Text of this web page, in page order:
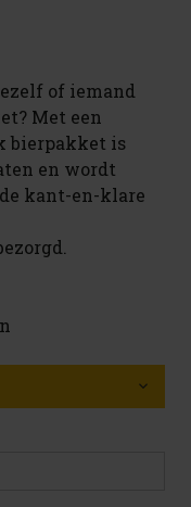
of iemand
Met een
bierpakket is
en wordt
kant-en-klare